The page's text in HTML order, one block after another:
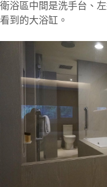
衛浴區中間是洗手台、
看到的大浴缸。